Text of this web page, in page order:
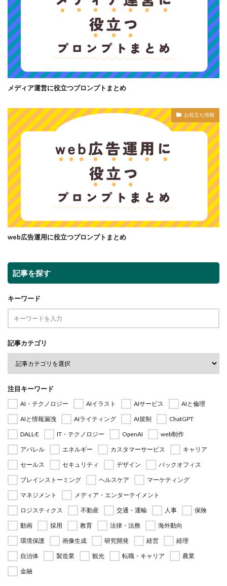
メディア運営に役立つプロンプトまとめ
お役立ち情報
web広告運用に役立つプロンプトまとめ
記事を探す
キーワード
記事カテゴリ
注目キーワード
AI・テクノロジー AIイラスト AIサービス
AIと倫理
AIと情報漏洩
AIライティング AI規制
ChatGPT
DALL·E
IT・テクノロジー OpenAI
web制作
アパレル
エネルギー カスタマーサービス
キャリア
セールス
セキュリティ デザイン
バックオフィス
ブレインストーミング
ヘルスケア
マーケティング
マネジメント
メディア・エンターテイメント
ロジスティクス
不動産 交通・運輸 人事
保険
動画
採用 教育 法律・法務
海外動向
環境保護
画像生成 研究開発 経営
経理
自治体
製造業 観光 転職・キャリア
農業
金融